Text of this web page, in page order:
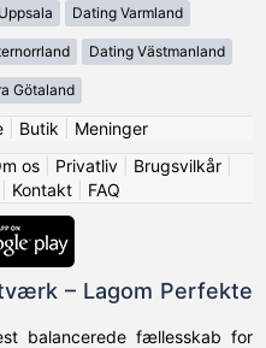
Dating Varmland
Dating Västmanland
Götaland
| Butik
Meninger
os| Privatliv| Brugsvilkår|
Kontakt| FAQ
– Lagom Perfekte
balancerede fællesskab for